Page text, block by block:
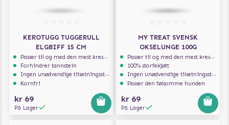
KEROTUGG TUGGERULL
ELGBIFF 15 CM
Passer til og med den mest kresne hunden
Forhindrer tannstein
Ingen unødvendige tilsetningsstoffer
Kornfri
kr 69
På Lager
MY TREAT SVENSK
OKSELUNGE 100G
Passer til og med den mest kresne hunden
100% storfekjøtt
Ingen unødvendige tilsetningsstoffer
Passer den følsomme hunden
kr 69
På Lager